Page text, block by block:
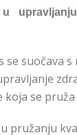
se suočava
se pruža
pružanju